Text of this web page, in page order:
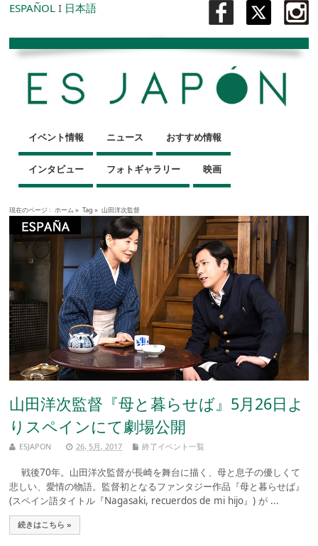
ESPAÑOL I 日本語
イベント情報 ニュース おすすめ情報
インタビュー フォトギャラリー 映画
現在のページ : ホーム » Tag » 山田洋次監督
山田洋次監督『母と暮らせば』5月26日よ
りスペインにて劇場公開
ESJAPON 26, 5月, 2017 終了イベント一覧
戦後70年。山田洋次監督が長崎を舞台に描く、母と息子の優しくて
悲しい、愛情の物語。監督初となるファンタジー作品『母と暮らせば』
(スペイン語タイトル『Nagasaki, recuerdos de mi hijo』) が ...
続きはこちら »